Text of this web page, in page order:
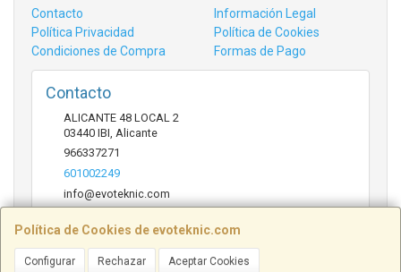
Política de Cookies de evoteknic.com
Configurar Rechazar Aceptar Cookies
Contacto
Información Legal
Política Privacidad
Política de Cookies
Condiciones de Compra
Formas de Pago
Contacto
ALICANTE 48 LOCAL 2
03440 IBI Alicante
966337271
601002249
info@evoteknic.com
Horario